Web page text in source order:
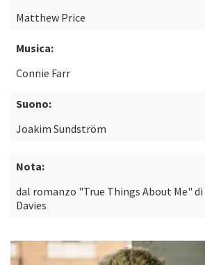
Matthew Price
Musica:
Connie Farr
Suono:
Joakim Sundström
Nota:
dal romanzo "True Things About Me" di
Davies